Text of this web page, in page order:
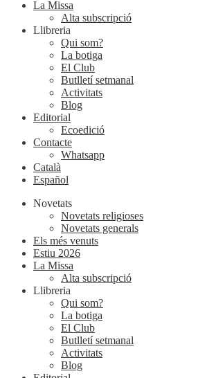
La Missa
Alta subscripció
Llibreria
Qui som?
La botiga
El Club
Butlletí setmanal
Activitats
Blog
Editorial
Ecoedició
Contacte
Whatsapp
Català
Español
Novetats
Novetats religioses
Novetats generals
Els més venuts
Estiu 2026
La Missa
Alta subscripció
Llibreria
Qui som?
La botiga
El Club
Butlletí setmanal
Activitats
Blog